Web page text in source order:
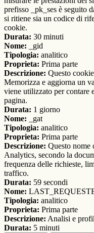
prefisso _pk_ses è seguito
si ritiene sia un codice di
cookie.
Durata: 30 minuti
Nome: _gid
Tipologia: analitico
Proprieta: Prima parte
Descrizione: Questo
Memorizza e aggiorna un
viene utilizzato per contare
pagina.
Durata: 1 giorno
Nome: _gat
Tipologia: analitico
Proprieta: Prima parte
Descrizione: Questo nome
Analytics, secondo la
frequenza delle richieste,
traffico.
Durata: 59 secondi
Nome:
Tipologia: analitico
Proprieta: Prima parte
Descrizione: Analisi e
Durata: 5 minuti